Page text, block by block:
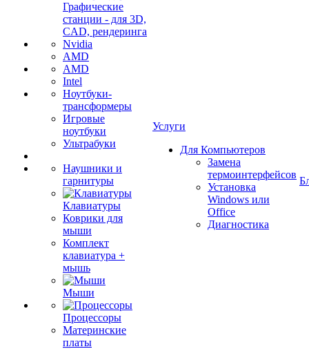
Графические
станции - для 3D,
CAD, рендеринга
Nvidia
AMD
AMD
Intel
Ноутбуки-
трансформеры
Игровые
ноутбуки
Ультрабуки
Наушники и
гарнитуры
Клавиатуры
Коврики для
мыши
Комплект
клавиатура +
мышь
Мыши
Процессоры
Материнские
платы
Услуги
Для Компьютеров
Замена
термоинтерфейсов
Установка
Windows или
Office
Диагностика